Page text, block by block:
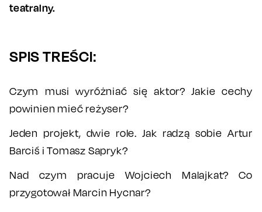
teatralny.
SPIS TREŚCI:
Czym musi wyróżniać się aktor? Jakie cechy
powinien mieć reżyser?
Jeden projekt, dwie role. Jak radzą sobie Artur
Barciś i Tomasz Sapryk?
Nad czym pracuje Wojciech Malajkat? Co
przygotował Marcin Hycnar?